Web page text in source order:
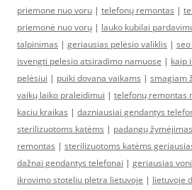
priemone nuo voru | telefonų remontas |
priemonė nuo vorų | lauko kubilai
talpinimas | geriausias pelėsio valiklis |
isvengti pelesio atsiradimo namuose | kaip
pelėsiui | puiki dovana vaikams | smagiam
vaikų laiko praleidimui | telefonų remontas
kaciu kraikas | dazniausiai gendantys
sterilizuotoms katėms | padangų žymėjimas
remontas | sterilizuotoms katėms
dažnai gendantys telefonai | geriausias
ikrovimo stoteliu pletra lietuvoje | lietuvoje